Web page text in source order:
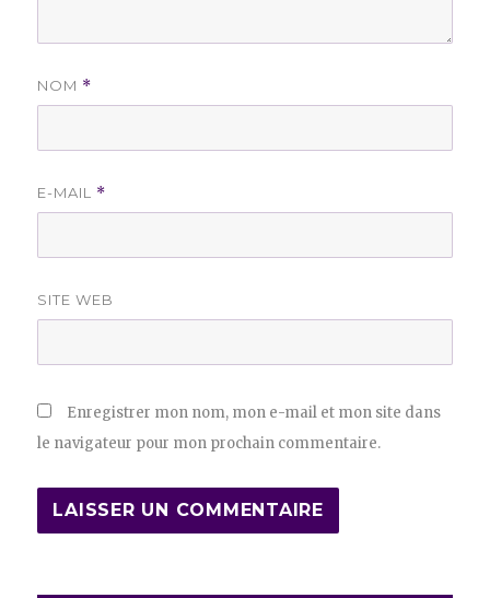
NOM *
E-MAIL *
SITE WEB
Enregistrer mon nom, mon e-mail et mon site dans
le navigateur pour mon prochain commentaire.